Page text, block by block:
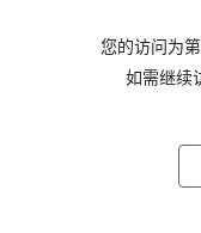
您的访问为
如需继续